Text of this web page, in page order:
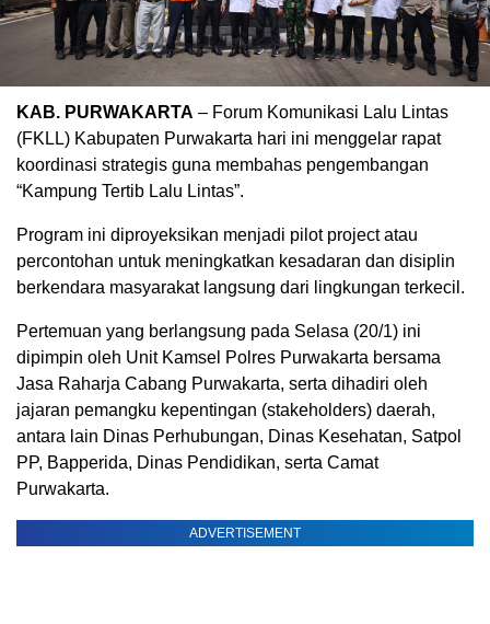
KAB. PURWAKARTA – Forum Komunikasi Lalu Lintas
(FKLL) Kabupaten Purwakarta hari ini menggelar rapat
koordinasi strategis guna membahas pengembangan
“Kampung Tertib Lalu Lintas”.
Program ini diproyeksikan menjadi pilot project atau
percontohan untuk meningkatkan kesadaran dan disiplin
berkendara masyarakat langsung dari lingkungan terkecil.
Pertemuan yang berlangsung pada Selasa (20/1) ini
dipimpin oleh Unit Kamsel Polres Purwakarta bersama
Jasa Raharja Cabang Purwakarta, serta dihadiri oleh
jajaran pemangku kepentingan (stakeholders) daerah,
antara lain Dinas Perhubungan, Dinas Kesehatan, Satpol
PP, Bapperida, Dinas Pendidikan, serta Camat
Purwakarta.
ADVERTISEMENT